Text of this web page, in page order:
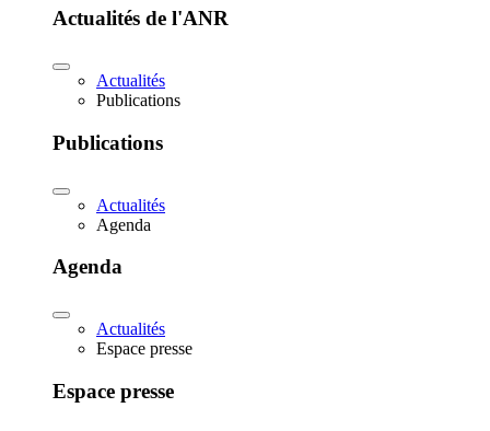
Actualités de l'ANR
Actualités
Publications
Publications
Actualités
Agenda
Agenda
Actualités
Espace presse
Espace presse